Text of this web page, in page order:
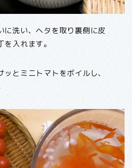
に洗い、ヘタを取り裏側に皮
入れます。
とミニトマトをボイルし、